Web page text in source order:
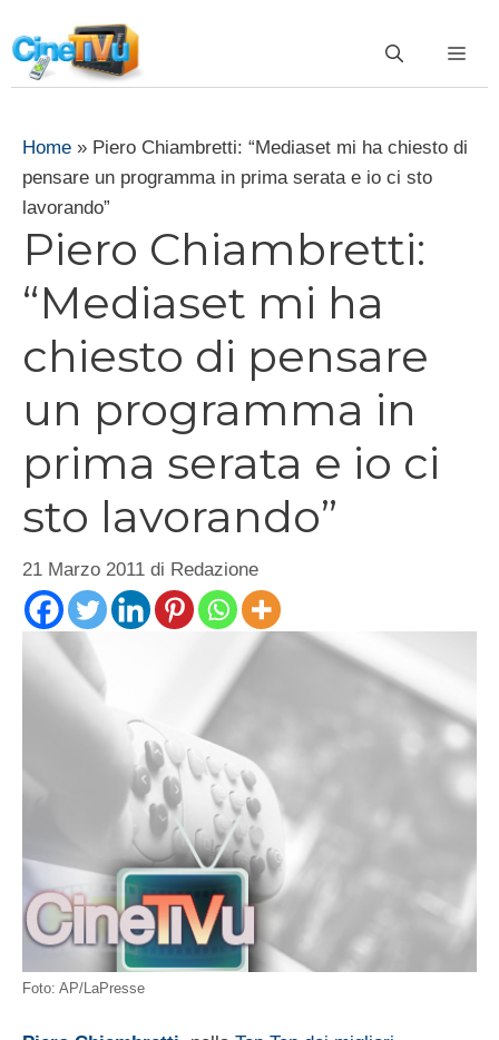
al
contenuto
Home » Piero Chiambretti: “Mediaset mi ha chiesto di
pensare un programma in prima serata e io ci sto
lavorando”
Piero Chiambretti:
“Mediaset mi ha
chiesto di pensare
un programma in
prima serata e io ci
sto lavorando”
21 Marzo 2011 di Redazione
Foto: AP/LaPresse